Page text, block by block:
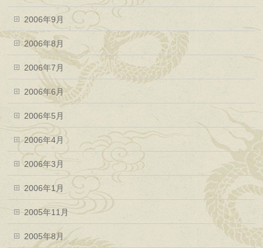
2006年9月
2006年8月
2006年7月
2006年6月
2006年5月
2006年4月
2006年3月
2006年1月
2005年11月
2005年8月